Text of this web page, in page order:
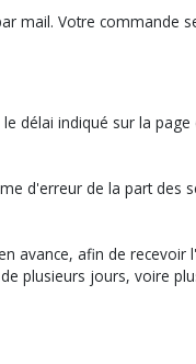
Votre commande
délai indiqué sur la
d'erreur de la part des
afin de
plusieurs jours, voire